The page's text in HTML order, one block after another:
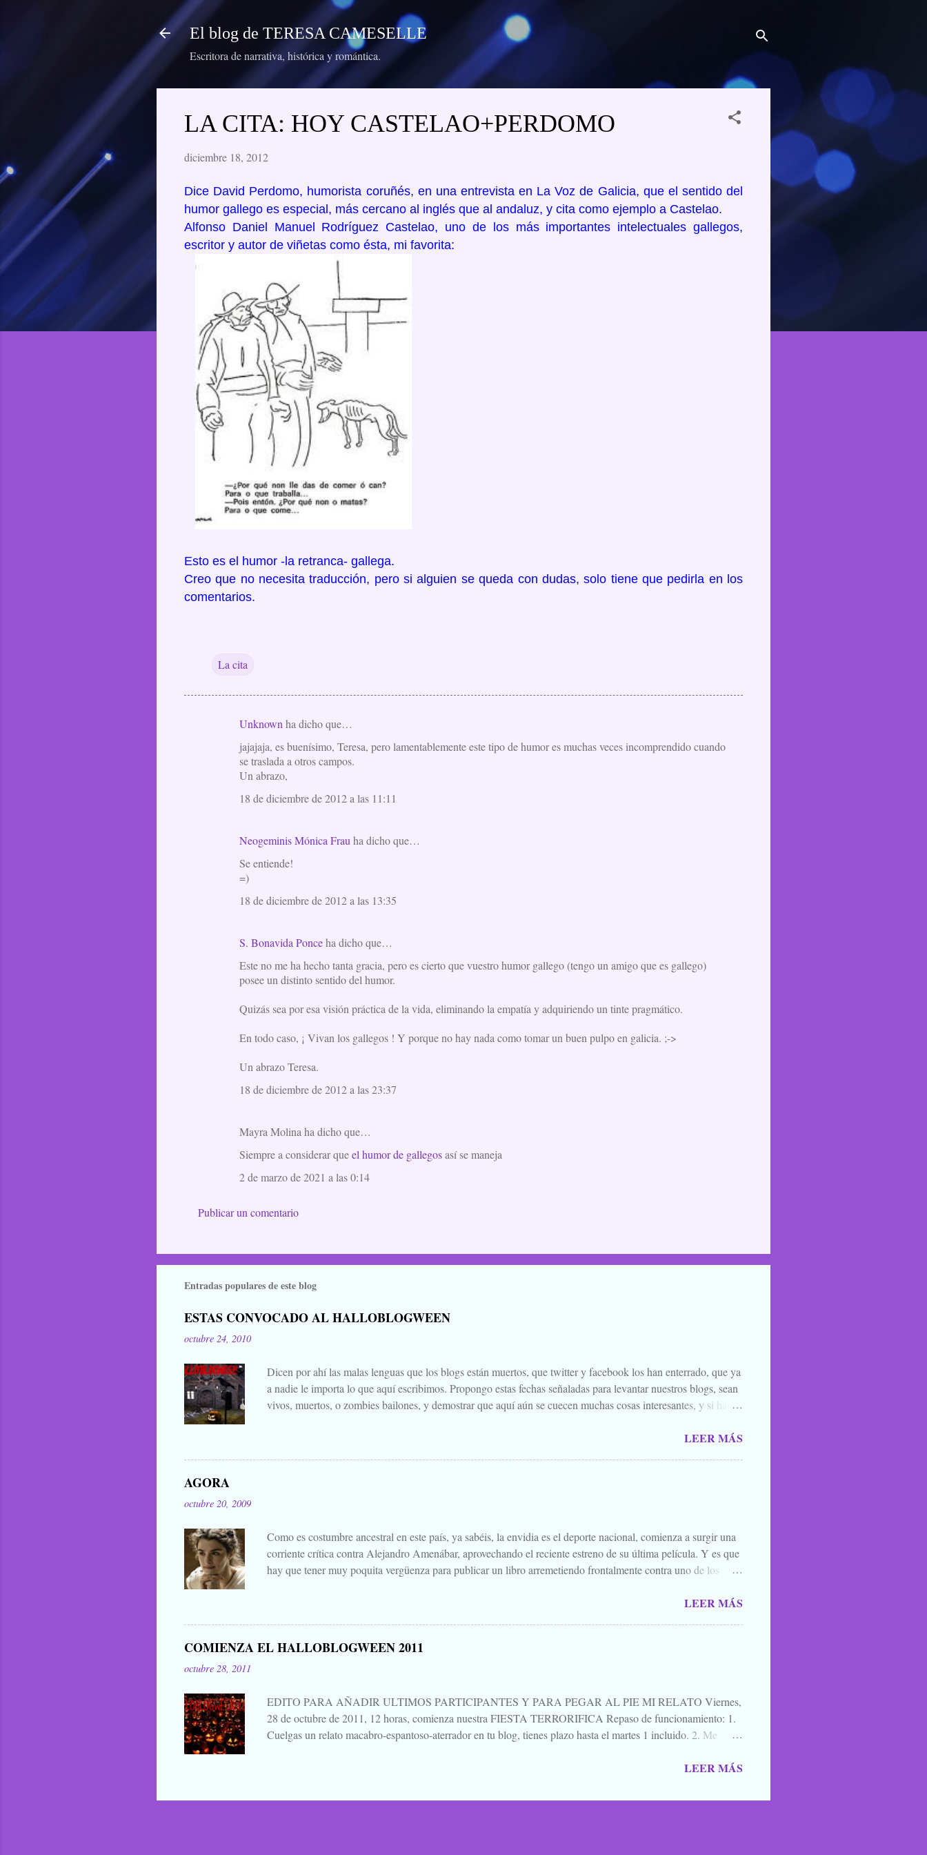
Ir al contenido principal
El blog de TERESA CAMESELLE
Escritora de narrativa, histórica y romántica.
LA CITA: HOY CASTELAO+PERDOMO
diciembre 18, 2012
Dice David Perdomo, humorista coruñés, en una entrevista en La Voz de Galicia, que el sentido del
humor gallego es especial, más cercano al inglés que al andaluz, y cita como ejemplo a Castelao.
Alfonso Daniel Manuel Rodríguez Castelao, uno de los más importantes intelectuales gallegos,
escritor y autor de viñetas como ésta, mi favorita:
Esto es el humor -la retranca- gallega.
Creo que no necesita traducción, pero si alguien se queda con dudas, solo tiene que pedirla en los
comentarios.
La cita
Unknownha dicho que…
jajajaja, es buenísimo, Teresa, pero lamentablemente este tipo de humor es muchas veces incomprendido cuando
se traslada a otros campos.
Un abrazo,
18 de diciembre de 2012 a las 11:11
Neogeminis Mónica Frauha dicho que…
Se entiende!
=)
18 de diciembre de 2012 a las 13:35
S. Bonavida Ponceha dicho que…
Este no me ha hecho tanta gracia, pero es cierto que vuestro humor gallego (tengo un amigo que es gallego)
posee un distinto sentido del humor.
Quizás sea por esa visión práctica de la vida, eliminando la empatía y adquiriendo un tinte pragmático.
En todo caso, ¡ Vivan los gallegos ! Y porque no hay nada como tomar un buen pulpo en galicia. ;->
Un abrazo Teresa.
18 de diciembre de 2012 a las 23:37
Mayra Molina ha dicho que…
Siempre a considerar queel humor de gallegosasí se maneja
2 de marzo de 2021 a las 0:14
Publicar un comentario
Entradas populares de este blog
ESTAS CONVOCADO AL HALLOBLOGWEEN
octubre 24, 2010
Dicen por ahí las malas lenguas que los blogs están muertos, que twitter y facebook los han enterrado, que ya
a nadie le importa lo que aquí escribimos. Propongo estas fechas señaladas para levantar nuestros blogs, sean
vivos, muertos, o zombies bailones, y demostrar que aquí aún se cuecen muchas cosas interesantes, y si hace
lo han buscado. Comienza el .... Os convoco a todos, amigos, conocidos, amigos de amigos, blogueros en
LEER MÁS
AGORA
octubre 20, 2009
Como es costumbre ancestral en este país, ya sabéis, la envidia es el deporte nacional, comienza a surgir una
corriente crítica contra Alejandro Amenábar, aprovechando el reciente estreno de su última película. Y es que
hay que tener muy poquita vergüenza para publicar un libro arremetiendo frontalmente contra uno de los
decir cuando sales de la sala es "no parece cine español", decía, que hay que tener mucha caradura para
que para eso está Google. Tampoco quiero hablar mucho de "Agora", porque no es una película para
LEER MÁS
COMIENZA EL HALLOBLOGWEEN 2011
octubre 28, 2011
EDITO PARA AÑADIR ULTIMOS PARTICIPANTES Y PARA PEGAR AL PIE MI RELATO Viernes,
28 de octubre de 2011, 12 horas, comienza nuestra FIESTA TERRORIFICA Repaso de funcionamiento: 1.
Cuelgas un relato macabro-espantoso-aterrador en tu blog, tienes plazo hasta el martes 1 incluido. 2. Me
a continuación vas saltando de blog en blog, de relato en relato, dejando un comentario, un saludo, una
¿verdad? Pues eso. Venga, la noche de brujas se acerca, la Santa Compaña se asoma en los caminos, los
LEER MÁS